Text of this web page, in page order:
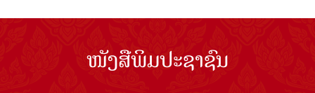
ໜັງສືພິມປະຊາຊົນ